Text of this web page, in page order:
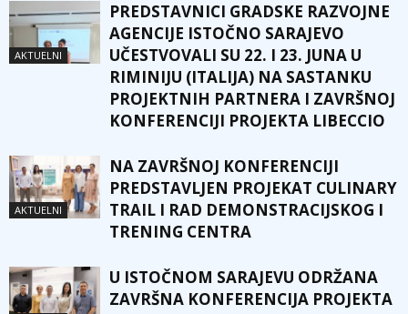
AKTUELNI
PREDSTAVNICI GRADSKE RAZVOJNE
AGENCIJE ISTOČNO SARAJEVO
UČESTVOVALI SU 22. I 23. JUNA U
RIMINIJU (ITALIJA) NA SASTANKU
PROJEKTNIH PARTNERA I ZAVRŠNOJ
KONFERENCIJI PROJEKTA LIBECCIO
AKTUELNI
NA ZAVRŠNOJ KONFERENCIJI
PREDSTAVLJEN PROJEKAT CULINARY
TRAIL I RAD DEMONSTRACIJSKOG I
TRENING CENTRA
U ISTOČNOM SARAJEVU ODRŽANA
ZAVRŠNA KONFERENCIJA PROJEKTA